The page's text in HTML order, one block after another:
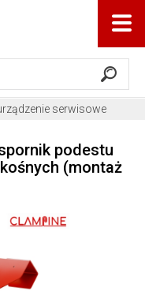
serwisowe
podestu
(montaż